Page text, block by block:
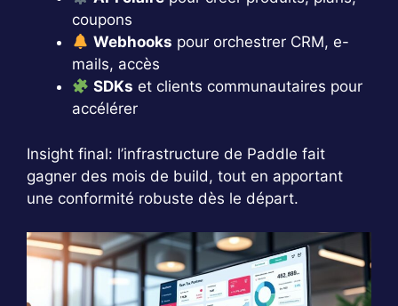
coupons
Webhooks pour orchestrer CRM, e-
mails, accès
SDKs et clients communautaires pour
accélérer
Insight final: l’infrastructure de Paddle fait
gagner des mois de build, tout en apportant
une conformité robuste dès le départ.